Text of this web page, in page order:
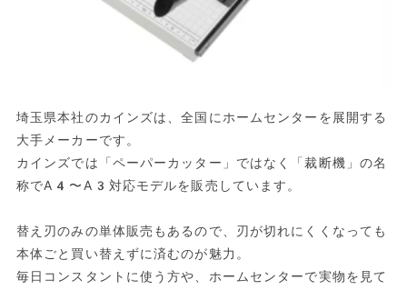
埼玉県本社のカインズは、全国にホームセンターを展開する
大手メーカーです。
カインズでは「ペーパーカッター」ではなく「裁断機」の名
称でA4〜A3対応モデルを販売しています。
替え刃のみの単体販売もあるので、刃が切れにくくなっても
本体ごと買い替えずに済むのが魅力。
毎日コンスタントに使う方や、ホームセンターで実物を見て